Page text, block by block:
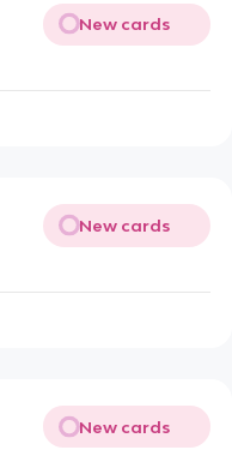
New cards
New cards
New cards